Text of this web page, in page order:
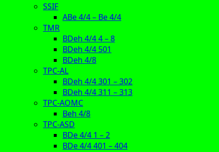
SSIF
ABe 4/4 – Be 4/4
TMR
BDeh 4/4 4 – 8
BDeh 4/4 501
BDeh 4/8
TPC-AL
BDeh 4/4 301 – 302
BDeh 4/4 311 – 313
TPC-AOMC
Beh 4/8
TPC-ASD
BDe 4/4 1 – 2
BDe 4/4 401 – 404